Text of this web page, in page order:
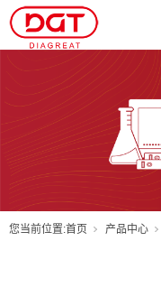
您当前位置:首页 产品中心